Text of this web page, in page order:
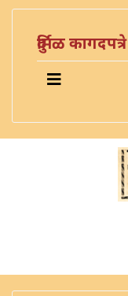
दुर्मिळ कागदपत्रे